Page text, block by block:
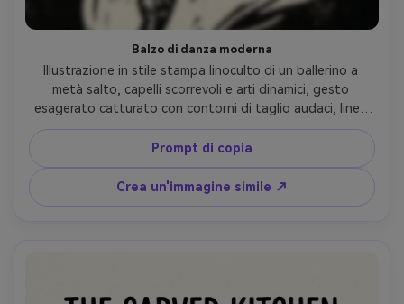
Balzo di danza moderna
Illustrazione in stile stampa linoculto di un ballerino a
metà salto, capelli scorrevoli e arti dinamici, gesto
esagerato catturato con contorni di taglio audaci, linee
scolpite che implicano movimento, alto contrasto con
grandi forme nere e punti salienti nitidi, inchiostro
monocromatico su carta crema, texture di stampa in
rilievo fatta a mano, composizione centrata
sorprendente, obiettivo da 85 mm, profondità di campo
Prompt di copia
Crea un'immagine simile ↗